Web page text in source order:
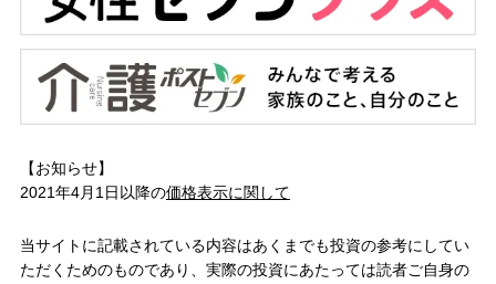
【お知らせ】
2021年4月1日以降の価格表示に関して
当サイトに記載されている内容はあくまでも投資の参考にしてい
ただくためのものであり、実際の投資にあたっては読者ご自身の